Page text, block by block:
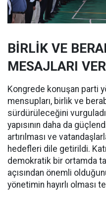
BİRLİK VE
MESAJLARI
Kongrede konuşan parti
mensupları, birlik ve
sürdürüleceğini
yapısının daha da
artırılması ve
hedefleri dile getirildi.
demokratik bir ortamda
açısından önemli
yönetimin hayırlı olması